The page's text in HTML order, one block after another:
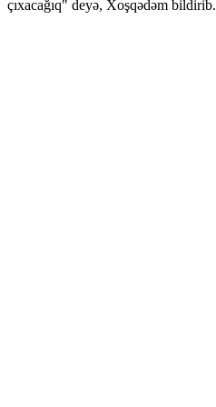
çıxacağıq" deyə, Xoşqədəm bildirib.